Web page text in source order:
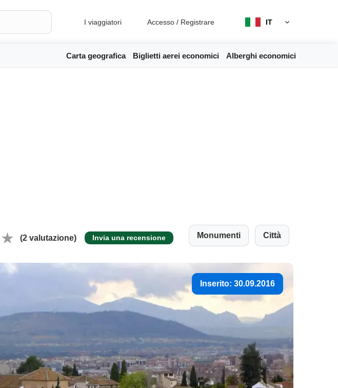
I viaggiatori Accesso / Registrare IT
Carta geografica Biglietti aerei economici Alberghi economici
(2 valutazione) Invia una recensione Monumenti Città
Inserito: 30.09.2016